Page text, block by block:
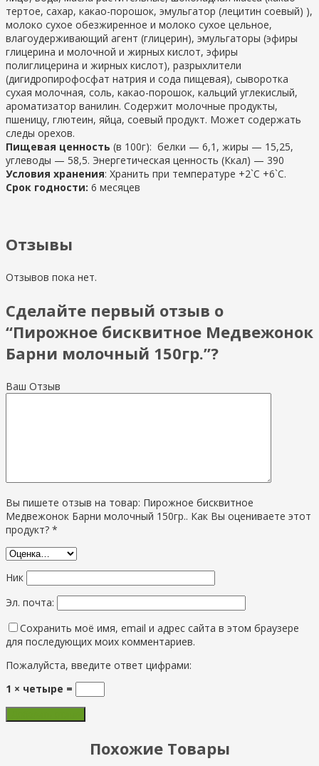
тертое, сахар, какао-порошок, эмульгатор (лецитин соевый) ),
молоко сухое обезжиренное и молоко сухое цельное,
влагоудерживающий агент (глицерин), эмульгаторы (эфиры
глицерина и молочной и жирных кислот, эфиры
полиглицерина и жирных кислот), разрыхлители
(дигидропирофосфат натрия и сода пищевая), сыворотка
сухая молочная, соль, какао-порошок, кальций углекислый,
ароматизатор ванилин. Содержит молочные продукты,
пшеницу, глютеин, яйца, соевый продукт. Может содержать
следы орехов.
Пищевая ценность (в 100г): белки — 6,1, жиры — 15,25,
углеводы — 58,5. Энергетическая ценность (Ккал) — 390
Условия хранения: Хранить при температуре +2`C +6`C.
Срок годности: 6 месяцев
Отзывы
Отзывов пока нет.
Сделайте первый отзыв о
“Пирожное бисквитное Медвежонок
Барни молочный 150гр.”?
Ваш Отзыв
Вы пишете отзыв на товар: Пирожное бисквитное
Медвежонок Барни молочный 150гр.. Как Вы оцениваете этот
продукт? *
Ник
Эл. почта:
Сохранить моё имя, email и адрес сайта в этом браузере
для последующих моих комментариев.
Пожалуйста, введите ответ цифрами:
1 × четыре =
Похожие Товары